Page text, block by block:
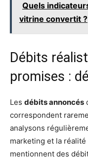
Quels
vitrine convertit ?
Débits
promises :
Les débits annoncés
correspondent
analysons
marketing et la
mentionnent des